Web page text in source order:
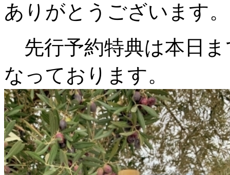
ありがとうございます。
先行予約特典は本日ま
なっております。